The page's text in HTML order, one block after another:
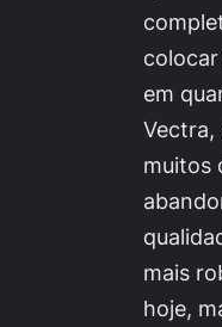
em
Vectra,
muitos
mais
hoje,